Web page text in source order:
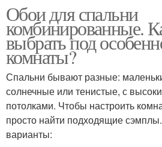
Обои для спальни
комбинированные.
выбрать под
комнаты?
Спальни бывают разные:
солнечные или тенистые, с
потолками. Чтобы настроить
просто найти подходящие
варианты: